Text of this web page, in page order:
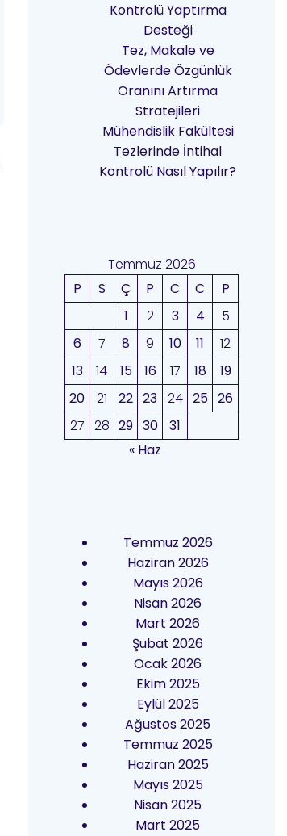
Kontrolü Yaptırma
Desteği
Tez, Makale ve
Ödevlerde Özgünlük
Oranını Artırma
Stratejileri
Mühendislik Fakültesi
Tezlerinde İntihal
Kontrolü Nasıl Yapılır?
Temmuz 2026
P
S Ç P C C
P
1
2 3 4
5
6
7 8 9 10 11
12
13
14 15 16 17 18
19
20
21 22 23 24 25 26
27 28 29 30
31
« Haz
Temmuz 2026
Haziran 2026
Mayıs 2026
Nisan 2026
Mart 2026
Şubat 2026
Ocak 2026
Ekim 2025
Eylül 2025
Ağustos 2025
Temmuz 2025
Haziran 2025
Mayıs 2025
Nisan 2025
Mart 2025